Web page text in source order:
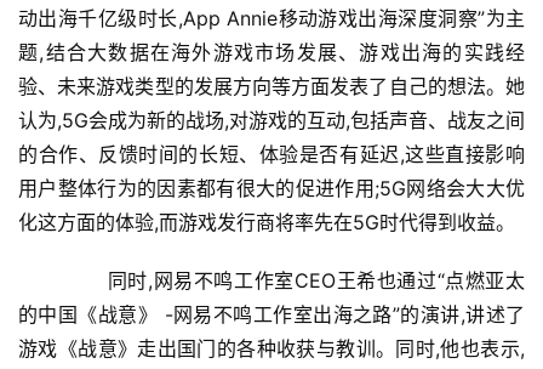
经
商
业
A
I
科
技
经
济
金
动出海千亿级时长,App Annie移动游戏出海深度洞察”为主
题,结合大数据在海外游戏市场发展、游戏出海的实践经
验、未来游戏类型的发展方向等方面发表了自己的想法。她
认为,5G会成为新的战场,对游戏的互动,包括声音、战友之间
的合作、反馈时间的长短、体验是否有延迟,这些直接影响
用户整体行为的因素都有很大的促进作用;5G网络会大大优
化这方面的体验,而游戏发行商将率先在5G时代得到收益。
的中国《战意》 -网易不鸣工作室出海之路”的演讲,讲述了
游戏《战意》走出国门的各种收获与教训。同时,他也表示,